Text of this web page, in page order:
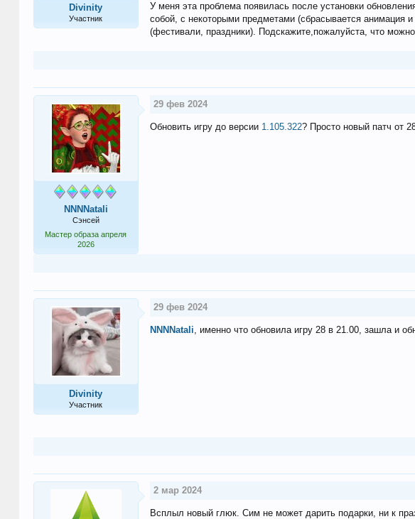
Divinity
Участник
У меня эта проблема появилась после установки
собой, с некоторыми предметами (сбрасывается анимация
(фестивали, праздники). Подскажите,пожалуйста, что
NNNNatali
Сэнсей
Мастер образа апреля
2026
29 фев 2024
Обновить игру до версии1.105.322? Просто новый патч от
Divinity
Участник
29 фев 2024
NNNNatali , именно что обновила игру 28 в 21.00, зашла и
2 мар 2024
Всплыл новый глюк. Сим не может дарить подарки, ни к